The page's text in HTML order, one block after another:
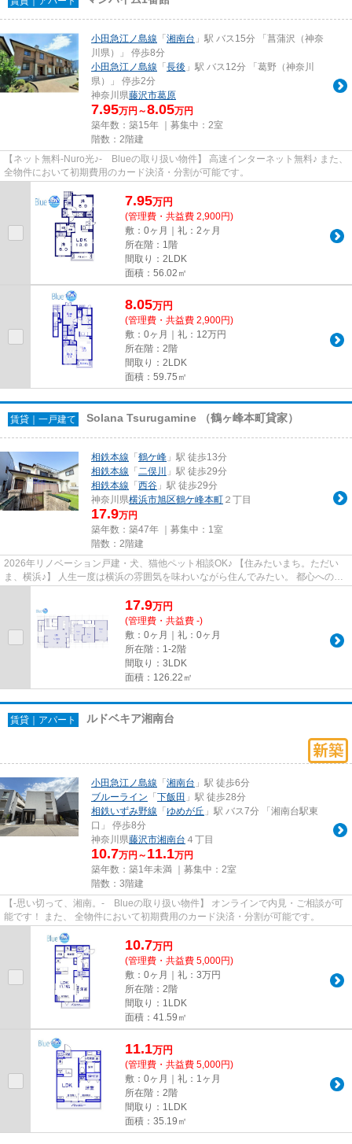
小田急江ノ島線 「 湘南台 」駅 バス15分 「菖蒲沢（神奈
川県）」 停歩8分
小田急江ノ島線 「 長後 」駅 バス12分 「葛野（神奈川
県）」 停歩2分
神奈川県藤沢市葛原
7.95万円～8.05万円
築年数：築15年 ｜募集中： 2室
階数：2階建
【ネット無料-Nuro光♪- Blueの取り扱い物件】 高速インターネット無料♪ また、
全物件において初期費用のカード決済・分割が可能です。
7.95万円
(管理費・共益費 2,900円)
敷：0ヶ月｜礼：2ヶ月
所在階：1階
間取り：2LDK
面積：56.02㎡
8.05万円
(管理費・共益費 2,900円)
敷：0ヶ月｜礼：12万円
所在階：2階
間取り：2LDK
面積：59.75㎡
賃貸｜一戸建て Solana Tsurugamine （鶴ヶ峰本町貸家）
相鉄本線 「 鶴ケ峰 」駅 徒歩13分
相鉄本線 「 二俣川
」駅 徒歩29分
相鉄本線 「 西谷 」駅 徒歩29分
神奈川県横浜市旭区鶴ケ峰本町 ２丁目
17.9万円
築年数：築47年 ｜募集中： 1室
階数：2階建
2026年リノベーション戸建・犬、猫他ペット相談OK♪ 【住みたいまち。ただい
ま、横浜♪】 人生一度は横浜の雰囲気を味わいながら住んでみたい。 都心へのア
17.9万円
(管理費・共益費 -)
敷：0ヶ月｜礼：0ヶ月
所在階：1-2階
間取り：3LDK
面積：126.22㎡
賃貸｜アパート ルドベキア湘南台
小田急江ノ島線 「 湘南台 」駅 徒歩6分
ブルーライン 「 下飯田 」駅 徒歩28分
相鉄いずみ野線 「 ゆめが丘 」駅 バス7分 「湘南台駅東
口」 停歩8分
神奈川県藤沢市湘南台 ４丁目
10.7万円～ 11.1万円
築年数：築1年未満 ｜募集中： 2室
階数：3階建
【-思い切って、湘南。- Blueの取り扱い物件】 オンラインで内見・ご相談が可
能です！ また、 全物件において初期費用のカード決済・分割が可能です。
10.7万円
(管理費・共益費 5,000円)
敷：0ヶ月｜礼：3万円
所在階：2階
間取り：1LDK
面積：41.59㎡
11.1万円
(管理費・共益費 5,000円)
敷：0ヶ月｜礼：1ヶ月
所在階：2階
間取り：1LDK
面積：35.19㎡